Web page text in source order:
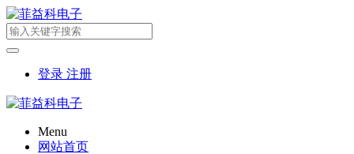
登录 注册
Menu
网站首页